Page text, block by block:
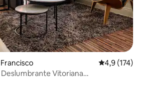
4,9 de uma
4,9 (174)
Vitoriana